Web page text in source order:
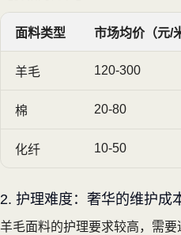
面料类型 市场均价（元/
羊毛 120-300
棉 20-80
化纤 10-50
2. 护理难度：奢华的维护成
羊毛面料的护理要求较高，需要